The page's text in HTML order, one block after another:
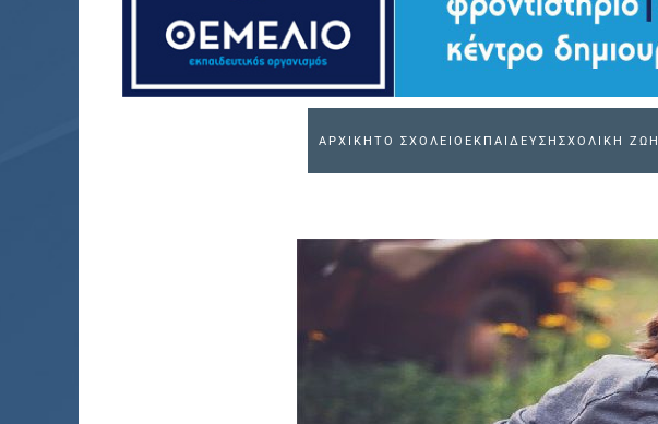
ΑΡΧΙΚΗ ΤΟ ΣΧΟΛΕΙΟ ΕΚΠΑΙΔΕΥΣΗ ΣΧΟΛΙΚΗ ΖΩΗ